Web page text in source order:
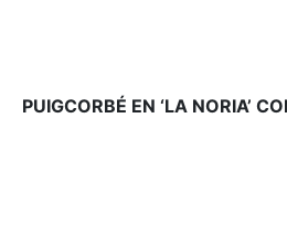
PUIGCORBÉ EN ‘LA NORIA’